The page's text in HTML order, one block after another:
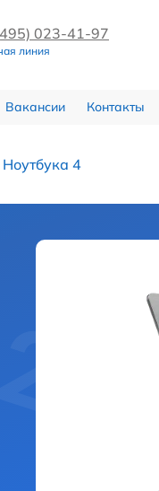
023-41-97
линия
Вакансии Контакты
4